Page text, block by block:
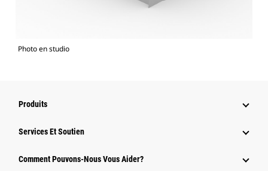
Photo en studio
Produits
Services Et Soutien
Comment Pouvons-Nous Vous Aider?